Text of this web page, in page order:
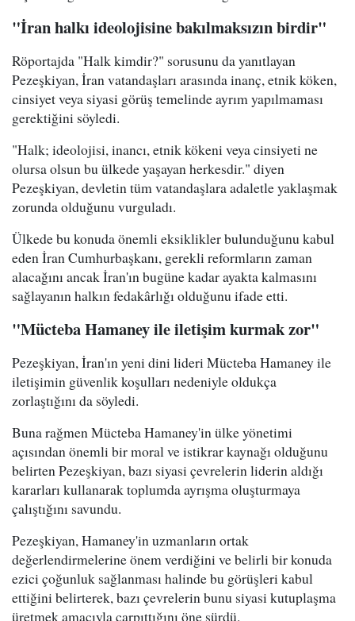
"İran halkı ideolojisine bakılmaksızın birdir"
Röportajda "Halk kimdir?" sorusunu da yanıtlayan
Pezeşkiyan, İran vatandaşları arasında inanç, etnik köken,
cinsiyet veya siyasi görüş temelinde ayrım yapılmaması
gerektiğini söyledi.
"Halk; ideolojisi, inancı, etnik kökeni veya cinsiyeti ne
olursa olsun bu ülkede yaşayan herkesdir." diyen
Pezeşkiyan, devletin tüm vatandaşlara adaletle yaklaşmak
zorunda olduğunu vurguladı.
Ülkede bu konuda önemli eksiklikler bulunduğunu kabul
eden İran Cumhurbaşkanı, gerekli reformların zaman
alacağını ancak İran'ın bugüne kadar ayakta kalmasını
sağlayanın halkın fedakârlığı olduğunu ifade etti.
"Mücteba Hamaney ile iletişim kurmak zor"
Pezeşkiyan, İran'ın yeni dini lideri Mücteba Hamaney ile
iletişimin güvenlik koşulları nedeniyle oldukça
zorlaştığını da söyledi.
Buna rağmen Mücteba Hamaney'in ülke yönetimi
açısından önemli bir moral ve istikrar kaynağı olduğunu
belirten Pezeşkiyan, bazı siyasi çevrelerin liderin aldığı
kararları kullanarak toplumda ayrışma oluşturmaya
çalıştığını savundu.
Pezeşkiyan, Hamaney'in uzmanların ortak
değerlendirmelerine önem verdiğini ve belirli bir konuda
ezici çoğunluk sağlanması halinde bu görüşleri kabul
ettiğini belirterek, bazı çevrelerin bunu siyasi kutuplaşma
üretmek amacıyla çarpıttığını öne sürdü.